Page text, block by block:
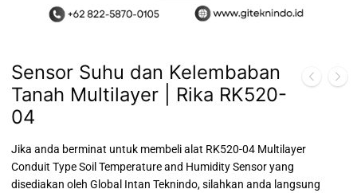
Sensor Suhu dan Kelembaban
Tanah Multilayer | Rika RK520-
04
Jika anda berminat untuk membeli alat RK520-04 Multilayer
Conduit Type Soil Temperature and Humidity Sensor yang
disediakan oleh Global Intan Teknindo, silahkan anda langsung